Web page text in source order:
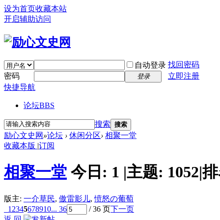
设为首页收藏本站
开启辅助访问
自动登录 找回密码
密码
登录
立即注册
快捷导航
论坛BBS
搜索 搜索
励心文史网 »论坛 › 休闲分区› 相聚一堂
收藏本版 |订阅
相聚一堂 今日: 1 |主题: 1052|
版主: 一介草民, 傲雷影儿,愤怒の葡萄
1 2345678910... 36 / 36 页下一页